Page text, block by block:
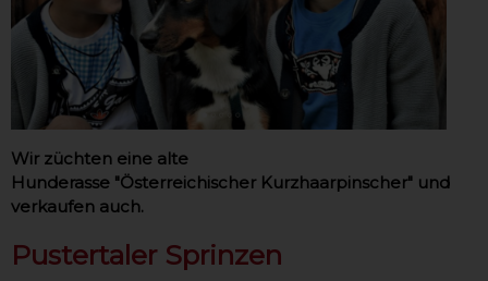
Wir züchten eine alte
Hunderasse "Österreichischer Kurzhaarpinscher" und
verkaufen auch.
Pustertaler Sprinzen